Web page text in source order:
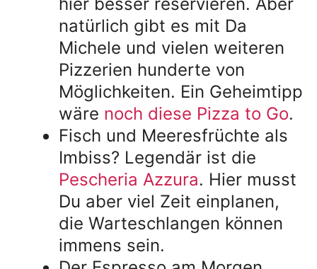
natürlich gibt es mit Da
Michele und vielen weiteren
Pizzerien hunderte von
Möglichkeiten. Ein Geheimtipp
wäre noch diese Pizza to Go.
Fisch und Meeresfrüchte als
Imbiss? Legendär ist die
Pescheria Azzura. Hier musst
Du aber viel Zeit einplanen,
die Warteschlangen können
immens sein.